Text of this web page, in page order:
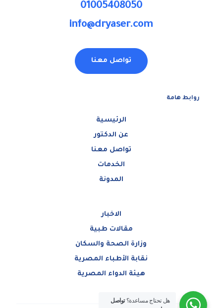
01005408050
info@dryaser.com
تواصل معنا
روابط هامة
الرئيسية
عن الدكتور
تواصل معنا
الخدمات
المدونة
الاخبار
مقالات طبية
وزارة الصحة والسكان
نقابة الأطباء المصرية
هيئة الدواء المصرية
هل تحتاج مساعدة؟تواصل